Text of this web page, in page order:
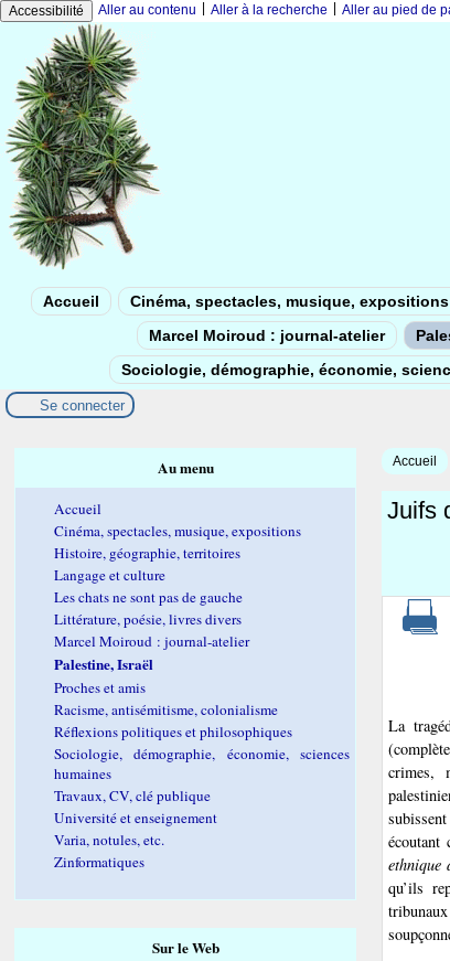
Accessibilité Aller au contenu Aller à la recherche Aller au pied de
Accueil Cinéma, spectacles, musique, expositions
Marcel Moiroud : journal-atelier
Sociologie, démographie, économie,
Se connecter
Accueil
Juifs
La
crimes,
écoutant
ethnique
qu’ils
Au menu
Accueil
Cinéma, spectacles, musique, expositions
Histoire, géographie, territoires
Langage et culture
Les chats ne sont pas de gauche
Littérature, poésie, livres divers
Marcel Moiroud : journal-atelier
Palestine, Israël
Proches et amis
Racisme, antisémitisme, colonialisme
Réflexions politiques et philosophiques
Sociologie, démographie, économie, sciences
humaines
Travaux, CV, clé publique
Université et enseignement
Varia, notules, etc.
Zinformatiques
Sur le Web